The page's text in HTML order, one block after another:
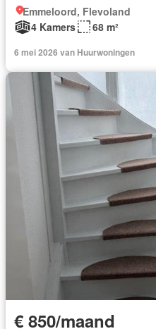
Emmeloord, Flevoland
4 Kamers
68 m²
6 mei 2026 van Huurwoningen
€ 850/maand